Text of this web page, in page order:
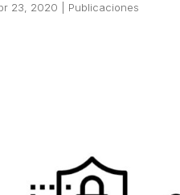
23, 2020 Publicaciones